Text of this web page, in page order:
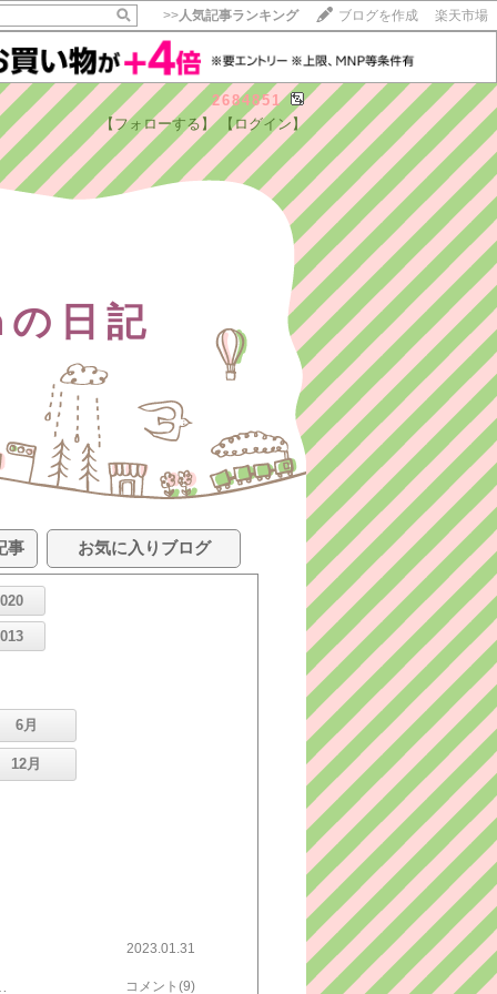
>>人気記事ランキング ブログを作成 楽天市場
2684851
【フォローする】 【ログイン】
日記
事 お気に入りブログ
6月
12月
2023.01.31
コメント(9)